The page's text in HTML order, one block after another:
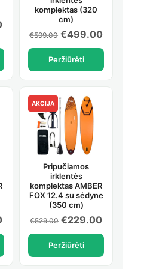
Current
is:
€279.00.
komplektas (320
cm)
€599.00 Original
price
was:
€599.00.
€499.00Current
price
Peržiūrėti
Current
price
€199.00.
AKCIJA
Pripučiamos
irklentės
komplektas AMBER
FOX 12.4 su sėdyne
(350 cm)
€529.00 Original
price
was:
€529.00.
€229.00Current
price
€229.00.
Peržiūrėti